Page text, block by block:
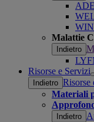
Malattie
Indietro
Risorse e Servizi
Indietro Risorse
Materiali
Indietro